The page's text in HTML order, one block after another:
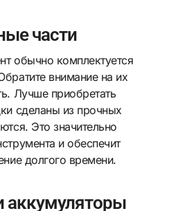
части
обычно комплектуется
внимание на их
Лучше приобретать
сделаны из прочных
Это значительно
и обеспечит
долгого времени.
аккумуляторы